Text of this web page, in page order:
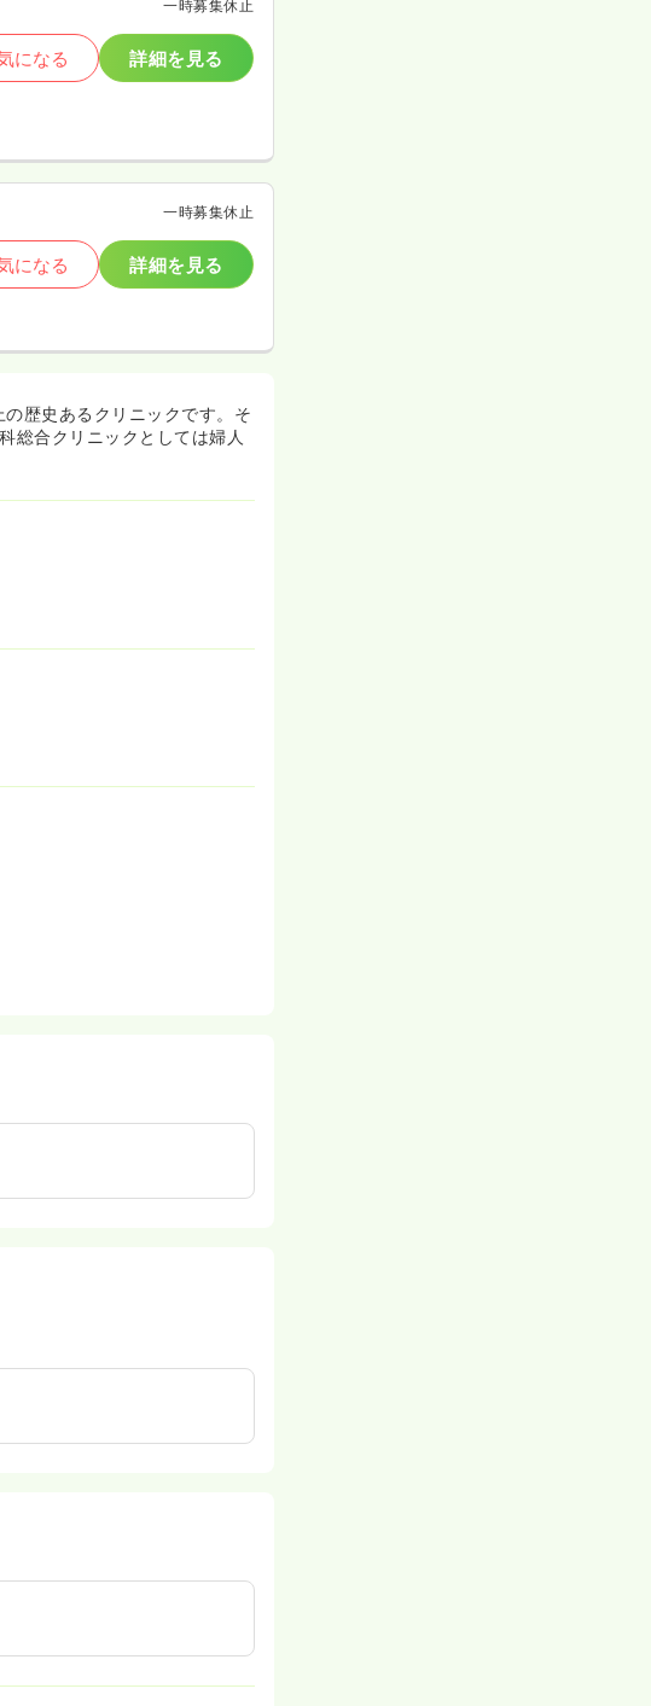
一時募集休止
になる 詳細を見る
一時募集休止
になる 詳細を見る
歴史あるクリニックです。そ
総合クリニックとしては婦人